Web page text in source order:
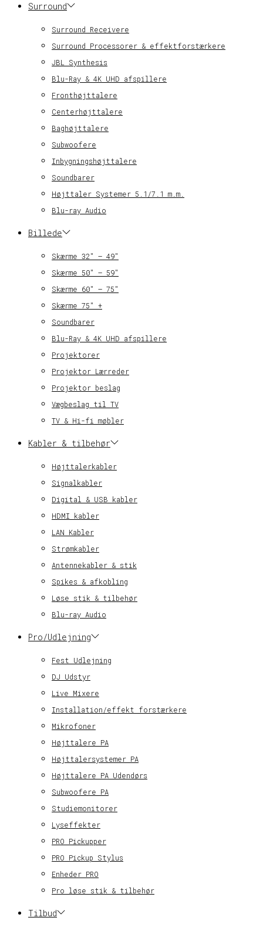
Surround
Surround Receivere
Surround Processorer & effektforstærkere
JBL Synthesis
Blu-Ray & 4K UHD afspillere
Fronthøjttalere
Centerhøjttalere
Baghøjttalere
Subwoofere
Inbygningshøjttalere
Soundbarer
Højttaler Systemer 5.1/7.1 m.m.
Blu-ray Audio
Billede
Skærme 32″ – 49″
Skærme 50″ – 59″
Skærme 60″ – 75″
Skærme 75″ +
Soundbarer
Blu-Ray & 4K UHD afspillere
Projektorer
Projektor Lærreder
Projektor beslag
Vægbeslag til TV
TV & Hi-fi møbler
Kabler & tilbehør
Højttalerkabler
Signalkabler
Digital & USB kabler
HDMI kabler
LAN Kabler
Strømkabler
Antennekabler & stik
Spikes & afkobling
Løse stik & tilbehør
Blu-ray Audio
Pro/Udlejning
Fest Udlejning
DJ Udstyr
Live Mixere
Installation/effekt forstærkere
Mikrofoner
Højttalere PA
Højttalersystemer PA
Højttalere PA Udendørs
Subwoofere PA
Studiemonitorer
Lyseffekter
PRO Pickupper
PRO Pickup Stylus
Enheder PRO
Pro løse stik & tilbehør
Tilbud